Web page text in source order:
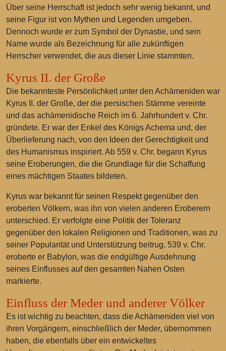
Über seine Herrschaft ist jedoch sehr wenig bekannt, und
seine Figur ist von Mythen und Legenden umgeben.
Dennoch wurde er zum Symbol der Dynastie, und sein
Name wurde als Bezeichnung für alle zukünftigen
Herrscher verwendet, die aus dieser Linie stammten.
Kyrus II. der Große
Die bekannteste Persönlichkeit unter den Achämeniden war
Kyrus II. der Große, der die persischen Stämme vereinte
und das achämenidische Reich im 6. Jahrhundert v. Chr.
gründete. Er war der Enkel des Königs Achema und, der
Überlieferung nach, von den Ideen der Gerechtigkeit und
des Humanismus inspiriert. Ab 559 v. Chr. begann Kyrus
seine Eroberungen, die die Grundlage für die Schaffung
eines mächtigen Staates bildeten.
Kyrus war bekannt für seinen Respekt gegenüber den
eroberten Völkern, was ihn von vielen anderen Eroberern
unterschied. Er verfolgte eine Politik der Toleranz
gegenüber den lokalen Religionen und Traditionen, was zu
seiner Popularität und Unterstützung beitrug. 539 v. Chr.
eroberte er Babylon, was die endgültige Ausdehnung
seines Einflusses auf den gesamten Nahen Osten
markierte.
Einfluss der Meder und anderer Völker
Es ist wichtig zu beachten, dass die Achämeniden viel von
ihren Vorgängern, einschließlich der Meder, übernommen
haben, die ebenfalls über ein entwickeltes